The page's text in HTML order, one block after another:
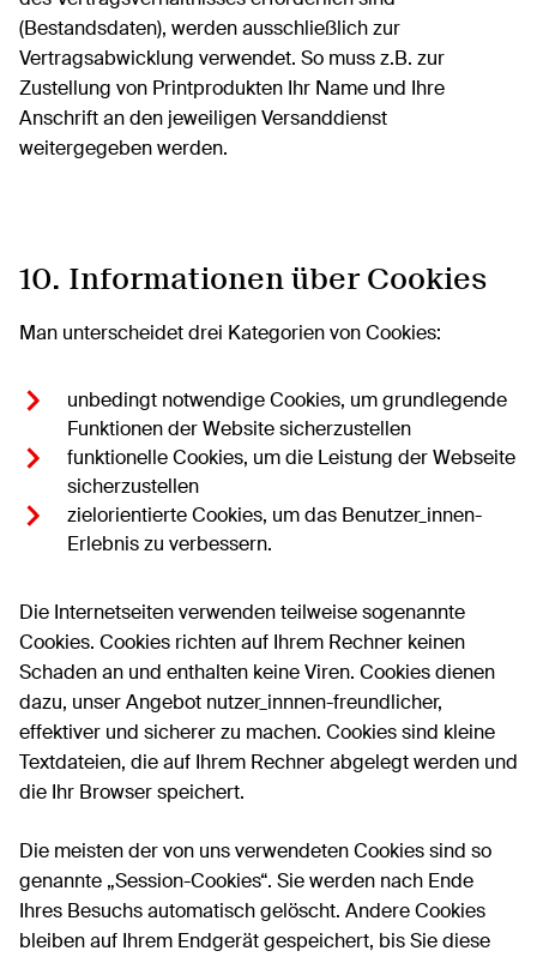
(Bestandsdaten), werden ausschließlich zur
Vertragsabwicklung verwendet. So muss z.B. zur
Zustellung von Printprodukten Ihr Name und Ihre
Anschrift an den jeweiligen Versanddienst
weitergegeben werden.
10. Informationen über Cookies
Man unterscheidet drei Kategorien von Cookies:
unbedingt notwendige Cookies, um grundlegende
Funktionen der Website sicherzustellen
funktionelle Cookies, um die Leistung der Webseite
sicherzustellen
zielorientierte Cookies, um das Benutzer_innen-
Erlebnis zu verbessern.
Die Internetseiten verwenden teilweise sogenannte
Cookies. Cookies richten auf Ihrem Rechner keinen
Schaden an und enthalten keine Viren. Cookies dienen
dazu, unser Angebot nutzer_innnen-freundlicher,
effektiver und sicherer zu machen. Cookies sind kleine
Textdateien, die auf Ihrem Rechner abgelegt werden und
die Ihr Browser speichert.
Die meisten der von uns verwendeten Cookies sind so
genannte „Session-Cookies“. Sie werden nach Ende
Ihres Besuchs automatisch gelöscht. Andere Cookies
bleiben auf Ihrem Endgerät gespeichert, bis Sie diese